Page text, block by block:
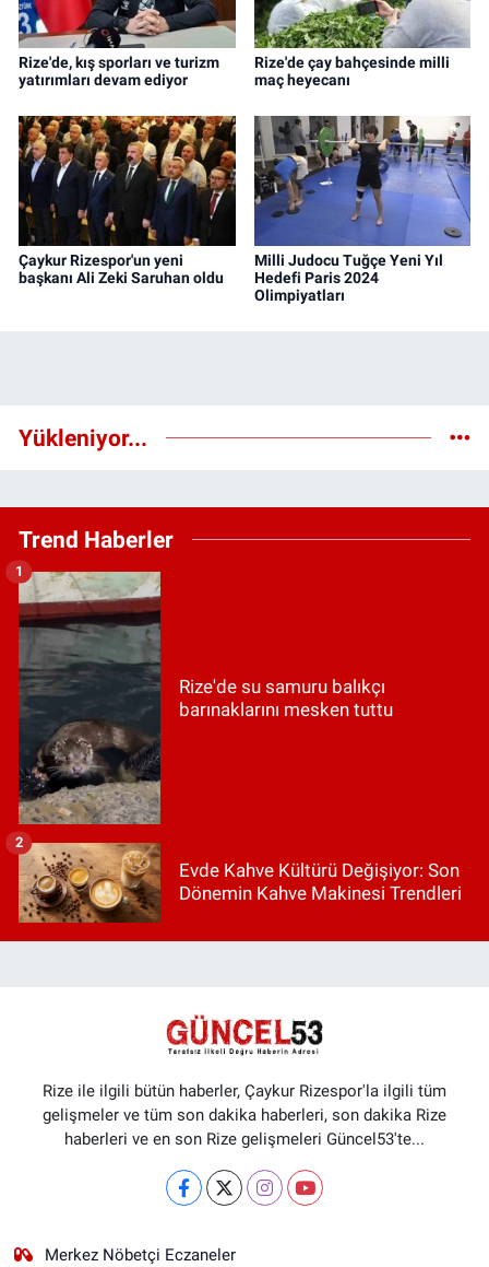
Rize'de, kış sporları ve turizm
yatırımları devam ediyor
Rize'de çay bahçesinde milli
maç heyecanı
Çaykur Rizespor'un yeni
başkanı Ali Zeki Saruhan oldu
Milli Judocu Tuğçe Yeni Yıl
Hedefi Paris 2024
Olimpiyatları
Yükleniyor...
Trend Haberler
Rize'de su samuru balıkçı
barınaklarını mesken tuttu
1
Evde Kahve Kültürü Değişiyor: Son
Dönemin Kahve Makinesi Trendleri
2
Rize ile ilgili bütün haberler, Çaykur Rizespor'la ilgili tüm
gelişmeler ve tüm son dakika haberleri, son dakika Rize
haberleri ve en son Rize gelişmeleri Güncel53'te...
Merkez Nöbetçi Eczaneler